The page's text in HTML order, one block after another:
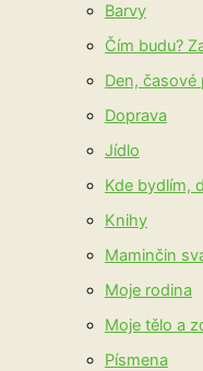
Barvy
Čím budu?
Den, časové
Doprava
Jídlo
Kde bydlím,
Knihy
Maminčin
Moje rodina
Moje tělo a
Písmena